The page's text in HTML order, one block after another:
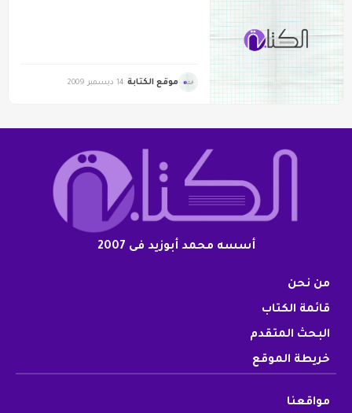
موقع الكتابة 14 ديسمبر 2009
أسسه محمد أبوزيد فى 2007
من نحن
قائمة الكتاب
البحث المتقدم
خريطة الموقع
مواقعنا